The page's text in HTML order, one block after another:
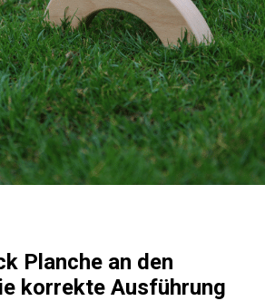
Planche an den
korrekte Ausführung